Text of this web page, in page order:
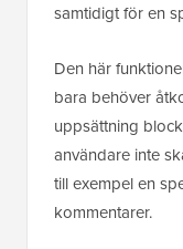
samtidigt för en
Den här
bara behöver
uppsättning
användare inte
till exempel en
kommentarer.